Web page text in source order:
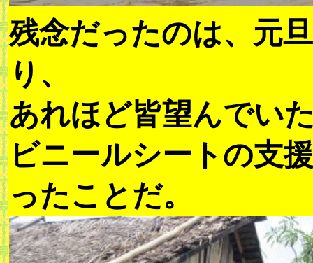
残念だったのは、元
り、
あれほど皆望んでい
ビニールシートの支
ったことだ。